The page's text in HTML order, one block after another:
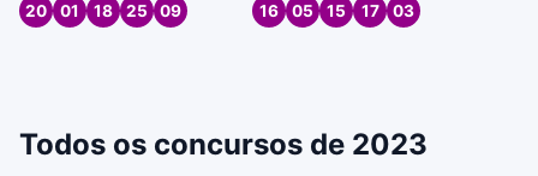
20 01 18 25 09 16 05 15 17 03
Todos os concursos de 2023